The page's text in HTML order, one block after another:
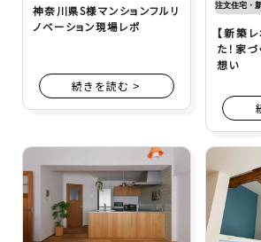
神奈川県S様マンションフルリ
ノベーション現場レポ
続きを読む >
注文住宅・
【新築
た！家
想い